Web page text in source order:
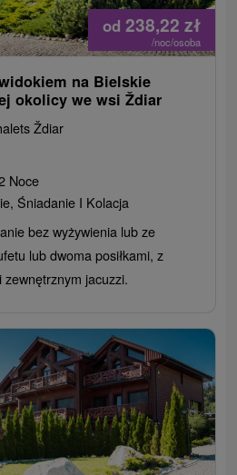
od 238,22 zł
/noc/osoba
na Bielskie
okolicy we wsi Ždiar
Ždiar
Noce
Śniadanie I Kolacja
bez wyżywienia lub ze
lub dwoma posiłkami, z
jacuzzi.